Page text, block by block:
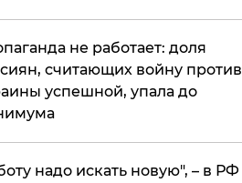
не работает: доля
считающих войну против
успешной, упала до
надо искать новую", – в РФ